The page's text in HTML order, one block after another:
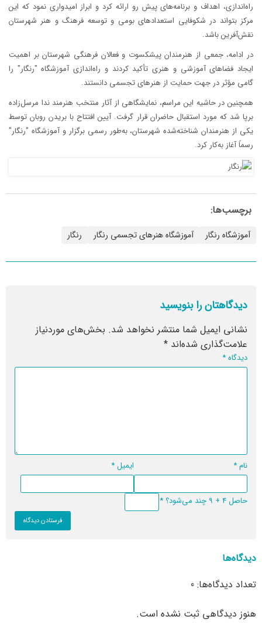
راه‌اندازی، اهداف و برنامه‌های پیش‌ رو ارائه کرد و ابراز امیدواری نمود که این
مرکز بتواند در شکوفایی استعدادهای بومی و توسعه فرهنگ و هنر شهرستان
نقش‌آفرین باشد.
در ادامه، جمعی از هنرمندان پیشکسوت و فعالان فرهنگی شهرستان بر اهمیت
ایجاد فضاهای آموزشی و هنری تأکید کردند و راه‌اندازی آموزشگاه "رنگار" را
گامی مؤثر در جهت حمایت از هنرهای تجسمی دانستند.
همچنین در حاشیه این مراسم، نمایشگاهی از آثار منتخب هنرمند ندا مرسل‌زاده
برپا شد که مورد استقبال حاضران قرار گرفت. آیین افتتاح با بریدن روبان توسط
یکی از هنرمندان شناخته‌شده شهرستان، به‌طور رسمی برگزار و آموزشگاه "رنگار"
رسماً آغاز به‌کار کرد.
برچسب‌ها:
آموزشگاه رنگار آموزشگاه هنرهای تجسمی رنگار رنگار
دیدگاهتان را بنویسید
نشانی ایمیل شما منتشر نخواهد شد. بخش‌های موردنیاز
علامت‌گذاری شده‌اند *
دیدگاه*
نام* ایمیل*
حاصل 4 + 9 چند می‌شود؟ *
دیدگاه‌ها
تعداد دیدگاه‌ها: 0
هنوز دیدگاهی ثبت نشده است.